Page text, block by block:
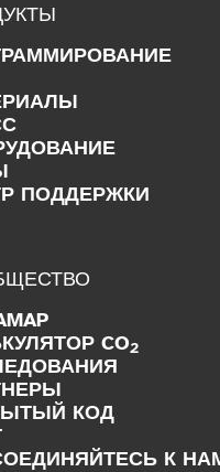
ПОДДЕРЖКИ
CO2
КОД
К